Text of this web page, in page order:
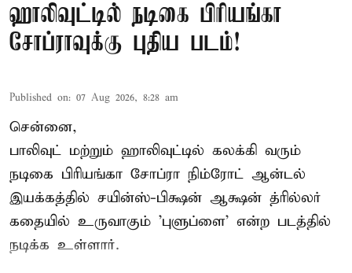
ஹாலிவுட்டில் நடிகை பிரியங்கா
சோப்ராவுக்கு புதிய படம்!
Published on: 07 Aug 2026, 8:28 am
சென்னை,
பாலிவுட் மற்றும் ஹாலிவுட்டில் கலக்கி வரும்
நடிகை பிரியங்கா சோப்ரா நிம்ரோட் ஆன்டல்
இயக்கத்தில் சயின்ஸ்-பிக்ஷன் ஆக்ஷன் த்ரில்லர்
கதையில் உருவாகும் 'புளுப்ளை' என்ற படத்தில்
நடிக்க உள்ளார்.